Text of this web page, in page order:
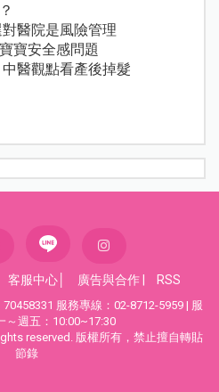
醫院是風險管理
寶安全感問題
醫觀點看產後掉髮
客服中心 廣告與合作 RSS
服務專線：02-8712-5959 | 服
～週五：10:00~17:30
reserved. 版權所有，禁止擅自轉貼
節錄